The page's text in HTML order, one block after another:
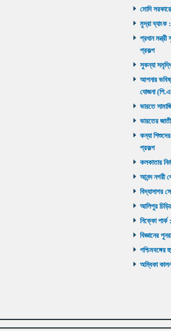
মোদি
মুদ্রা ব্যাংক
প্রধান
প্রকল্প
সুকন্যা
আপনার
যোজনা
ভারতে
ভারতের
কন্যা
প্রকল্প
কলকাতার
আনন্দ নগরী
বিদ্যাসাগর
আলিপুর
নিক্কো পার্ক
বিজ্ঞানের
পশ্চিমবঙ্গের
অম্বিকা